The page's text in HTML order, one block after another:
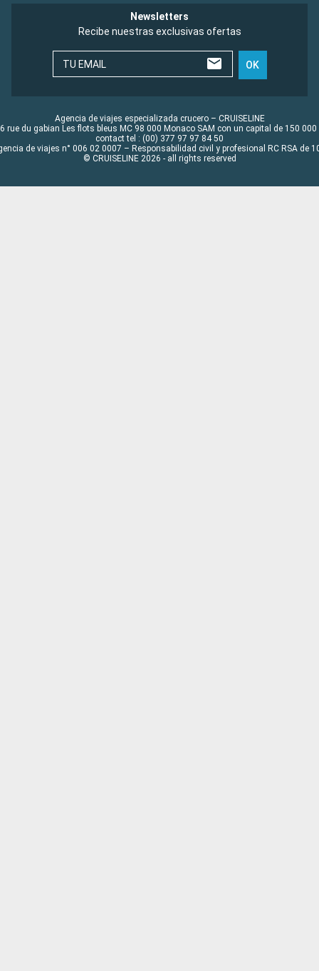
Newsletters
Recibe nuestras exclusivas ofertas
TU EMAIL OK
Agencia de viajes especializada crucero – CRUISELINE
rue du gabian Les flots bleus MC 98 000 Monaco SAM con un capital de 150 000
contact tel : (00) 377 97 97 84 50
de viajes n° 006 02 0007 – Responsabilidad civil y profesional RC RSA de
© CRUISELINE 2026 - all rights reserved